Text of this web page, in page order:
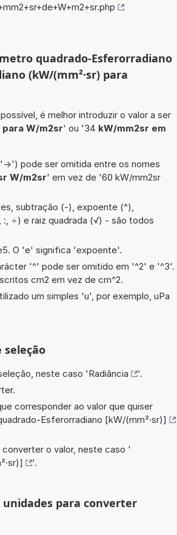
quadrado-Esferorradiano
(kW/(mm²·sr) para
é melhor introduzir o valor a ser
W/m2sr' ou '34 kW/mm2sr em
>') pode ser omitida entre os nomes
W/m2sr' em vez de '60 kW/mm2sr
subtração (-), expoente (^),
÷) e raiz quadrada (√) - são todos
O 'e' significa 'expoente'.
'^' pode ser omitido em '^2' e '^3'.
cm2 em vez de cm^2.
um simples 'u', por exemplo, uPa
seleção
neste caso 'Radiância
'.
corresponder ao valor que quiser
Esferorradiano [kW/(mm²·sr)]
converter o valor, neste caso '
'.
para converter